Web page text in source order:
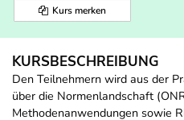
Kurs merken
KURSBESCHREIBUNG
Den Teilnehmern wird aus der
über die Normenlandschaft
Methodenanwendungen sowie